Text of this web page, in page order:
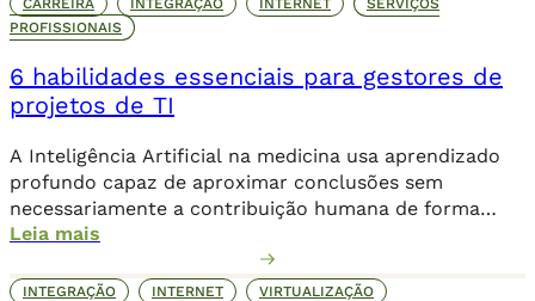
CARREIRA INTEGRAÇÃO INTERNET
SERVIÇOS
PROFISSIONAIS
6 habilidades essenciais para gestores de
projetos de TI
A Inteligência Artificial na medicina usa aprendizado
profundo capaz de aproximar conclusões sem
necessariamente a contribuição humana de forma
direta.
Leia mais
INTEGRAÇÃO INTERNET VIRTUALIZAÇÃO